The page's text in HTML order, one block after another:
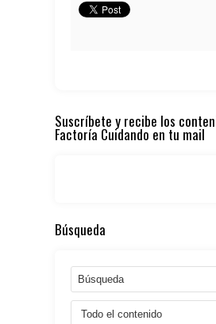
Suscríbete y recibe los
Factoría Cuidando en tu mail
Búsqueda